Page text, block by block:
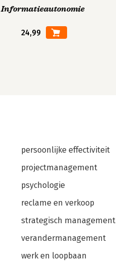
Informatieautonomie
24,99
persoonlijke effectiviteit
projectmanagement
psychologie
reclame en verkoop
strategisch management
verandermanagement
werk en loopbaan